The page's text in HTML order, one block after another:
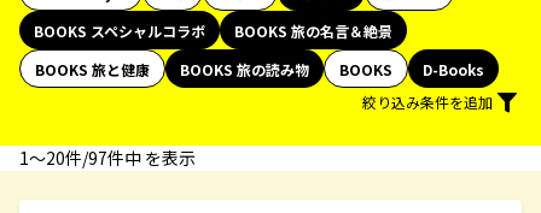
BOOKS スペシャルコラボ
BOOKS 旅の名言＆絶景
BOOKS 旅と健康
BOOKS 旅の読み物 BOOKS
D-Books
絞り込み条件を追加
1〜20件/97件中 を表示